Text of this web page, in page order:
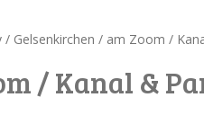
/ Gelsenkirchen / am Zoom /
/ Kanal &